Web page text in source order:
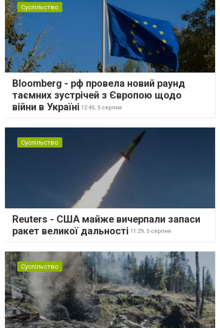
Суспільство
Bloomberg - рф провела новий раунд
таємних зустрічей з Європою щодо
війни в Україні 12:45, 5 серпня
Суспільство
Reuters - США майже вичерпали запаси
ракет великої дальності 11:29, 5 серпня
Суспільство